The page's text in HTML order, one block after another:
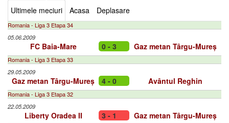
Ultimele meciuri Acasa Deplasare
Romania - Liga 3 Etapa 34
05.06.2009
FC Baia-Mare 0 - 3 Gaz metan Târgu-Mureș
Romania - Liga 3 Etapa 33
29.05.2009
Gaz metan Târgu-Mureș 4 - 0 Avântul Reghin
Romania - Liga 3 Etapa 32
22.05.2009
Liberty Oradea II 3 - 1 Gaz metan Târgu-Mureș